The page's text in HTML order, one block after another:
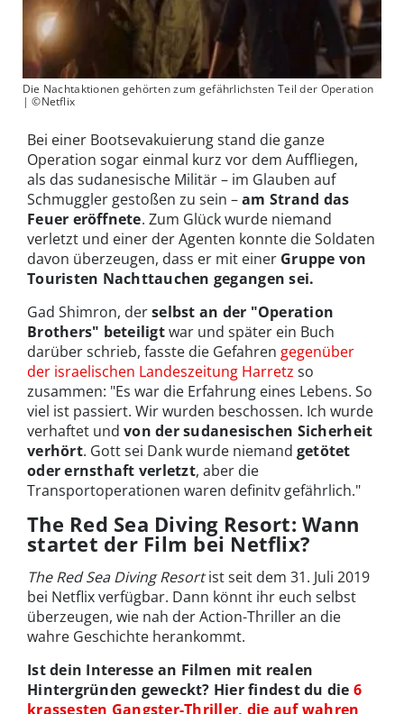
Die Nachtaktionen gehörten zum gefährlichsten Teil der Operation
| ©Netflix
Bei einer Bootsevakuierung stand die ganze
Operation sogar einmal kurz vor dem Auffliegen,
als das sudanesische Militär – im Glauben auf
Schmuggler gestoßen zu sein –am Strand das
Feuer eröffnete. Zum Glück wurde niemand
verletzt und einer der Agenten konnte die Soldaten
davon überzeugen, dass er mit einer Gruppe von
Touristen Nachttauchen gegangen sei.
Gad Shimron, derselbst an der "Operation
Brothers" beteiligtwar und später ein Buch
darüber schrieb, fasste die Gefahren gegenüber
der israelischen Landeszeitung Harretz so
zusammen: "Es war die Erfahrung eines Lebens. So
viel ist passiert. Wir wurden beschossen. Ich wurde
verhaftet und von der sudanesischen Sicherheit
verhört. Gott sei Dank wurde niemand getötet
oder ernsthaft verletzt, aber die
Transportoperationen waren definitv gefährlich."
The Red Sea Diving Resort: Wann
startet der Film bei Netflix?
The Red Sea Diving Resortist seit dem 31. Juli 2019
bei Netflix verfügbar. Dann könnt ihr euch selbst
überzeugen, wie nah der Action-Thriller an die
wahre Geschichte herankommt.
Ist dein Interesse an Filmen mit realen
Hintergründen geweckt? Hier findest du die 6
krassesten Gangster-Thriller, die auf wahren